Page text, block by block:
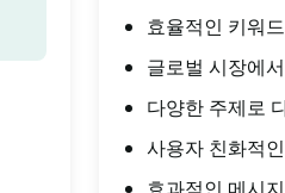
효율적인 키워
글로벌 시장에
다양한 주제로
사용자 친화적